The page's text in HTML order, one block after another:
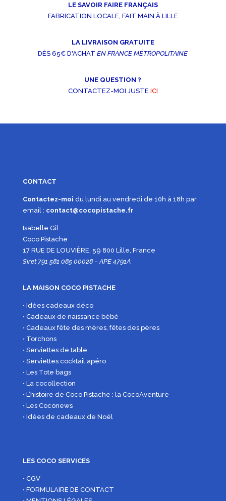
LE SAVOIR FAIRE FRANÇAIS
FABRICATION LOCALE, FAIT MAIN À LILLE
LA LIVRAISON GRATUITE
DÈS 65€ D'ACHATEN FRANCE MÉTROPOLITAINE
UNE QUESTION ?
CONTACTEZ-MOI JUSTE ICI
CONTACT
Contactez-moi du lundi au vendredi de 10h à 18h par
email : contact@cocopistache.fr
Isabelle Gil
Coco Pistache
17 RUE DE LOUVIÈRE, 59 800 Lille, France
Siret 791 581 085 00028 – APE 4791A
LA MAISON COCO PISTACHE
• Idées cadeaux déco
• Cadeaux de naissance bébé
• Cadeaux fête des mères, fêtes des pères
• Torchons
• Serviettes de table
• Serviettes cocktail apéro
• Les Tote bags
• La cocollection
• L’histoire de Coco Pistache : la CocoAventure
• Les Coconews
• Idées de cadeaux de Noël
LES COCO SERVICES
• CGV
• FORMULAIRE DE CONTACT